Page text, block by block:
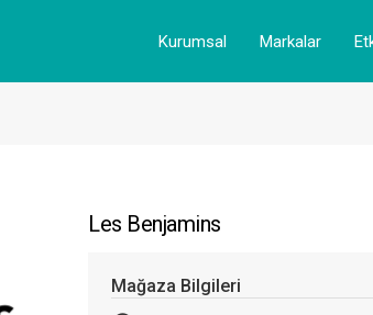
Kurumsal Markalar
Les Benjamins
Mağaza Bilgileri